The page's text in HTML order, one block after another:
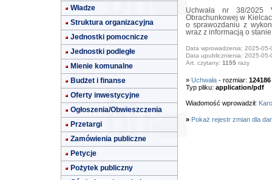
Władze
Struktura organizacyjna
Jednostki pomocnicze
Jednostki podległe
Mienie komunalne
Budżet i finanse
Oferty inwestycyjne
Ogłoszenia/Obwieszczenia
Przetargi
Zamówienia publiczne
Petycje
Pożytek publiczny
Uchwała nr 38/2025
Obrachunkowej w
o sprawozdaniu z
wraz z informacją o
Data wprowadzenia: 2025-05-
Data upublicznienia: 2025-05-
Art. czytany: 1155razy
» Uchwała - rozmiar: 124186
Typ pliku: application/pdf
Wiadomość wprowadził:
» Pokaż rejestr zmian dla